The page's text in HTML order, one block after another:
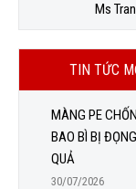
Ms
TIN TỨC
MÀNG PE
BAO BÌ BỊ
QUẢ
30/07/2026